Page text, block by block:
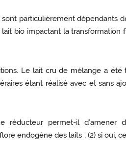
particulièrement dépendants
bio impactant la
Le lait cru de mélange a
étant réalisé avec et sans
réducteur permet-il d’amener
endogène des laits ; (2) si oui,